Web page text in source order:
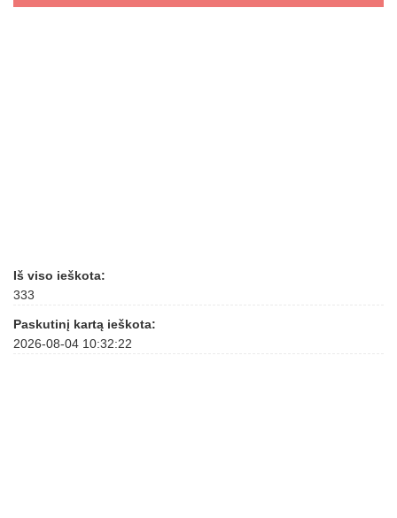
Iš viso ieškota:
333
Paskutinį kartą ieškota:
2026-08-04 10:32:22